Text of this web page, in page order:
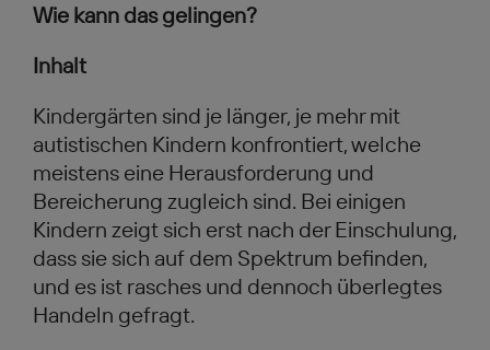
Wie kann das gelingen?
Inhalt
Kindergärten sind je länger, je mehr mit
autistischen Kindern konfrontiert, welche
meistens eine Herausforderung und
Bereicherung zugleich sind. Bei einigen
Kindern zeigt sich erst nach der Einschulung,
dass sie sich auf dem Spektrum befinden,
und es ist rasches und dennoch überlegtes
Handeln gefragt.